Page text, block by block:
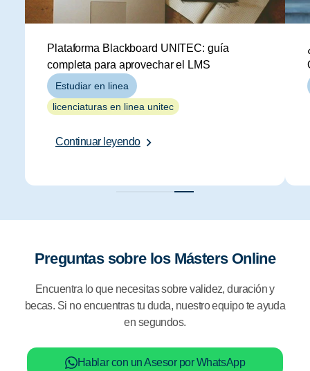
Plataforma Blackboard UNITEC: guía
completa para aprovechar el LMS
Estudiar en linea
licenciaturas en linea unitec
Continuar leyendo
Preguntas sobre los Másters Online
Encuentra lo que necesitas sobre validez, duración y
becas. Si no encuentras tu duda, nuestro equipo te ayuda
en segundos.
Hablar con un Asesor por WhatsApp